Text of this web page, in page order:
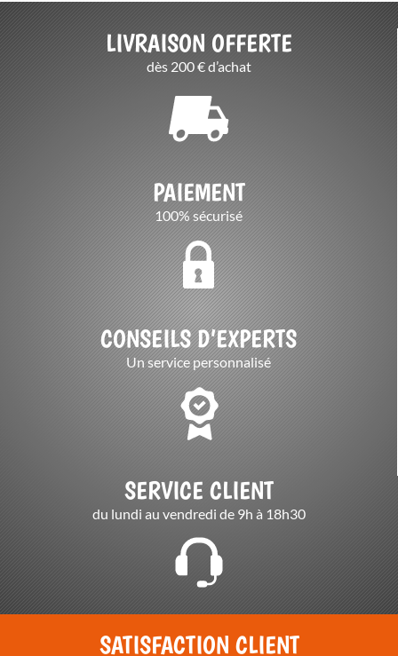
LIVRAISON OFFERTE
dès 200 € d’achat
PAIEMENT
100% sécurisé
CONSEILS D’EXPERTS
Un service personnalisé
SERVICE CLIENT
du lundi au vendredi de 9h à 18h30
SATISFACTION CLIENT